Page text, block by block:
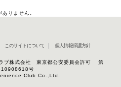
ありません。
このサイトについて 個人情報保護方針
ラブ株式会社 東京都公安委員会許可 第
号
Club Co.,Ltd.